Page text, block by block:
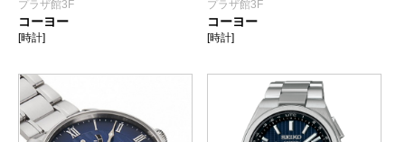
プラザ館3F
コーヨー
[時計]
プラザ館3F
コーヨー
[時計]